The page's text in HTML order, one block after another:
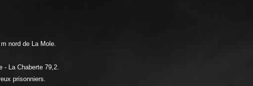
nord de La Mole.
La Chaberte 79,2.
prisonniers.